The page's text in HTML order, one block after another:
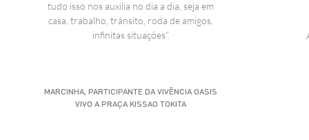
QUER
APRENDER
FAZENDO?
tudo isso nos auxilia no dia a dia, seja em
casa, trabalho, trânsito, roda de amigos,
infinitas situações”.
MARCINHA, PARTICIPANTE DA VIVÊNCIA OASIS
VIVO A PRAÇA KISSAO TOKITA